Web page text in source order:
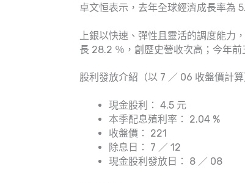
卓文恒表示，去年全球經濟成長率為
上銀以快速、彈性且靈活的調度能
長 28.2 ％，創歷史營收次高；今年
股利發放介紹（以 7 ／ 06 收盤價計算
現金股利： 4.5 元
本季配息殖利率： 2.04 %
收盤價： 221
除息日： 7 ／ 12
現金股利發放日： 8 ／ 08